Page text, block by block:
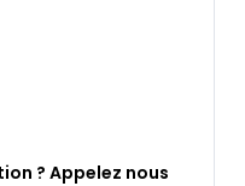
? Appelez nous